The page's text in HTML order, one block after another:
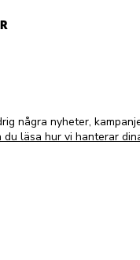
några nyheter,
du läsa hur vi hanterar